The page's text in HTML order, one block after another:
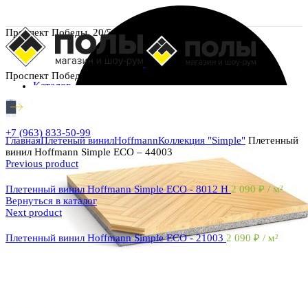
Проспект Победы, 20/5
Проспект Победы, 20/5
Каталог
+7 (963) 833-50-99
ГлавнаяПлетеный винилHoffmannКоллекция "Simple" Плетенный
винил Hoffmann Simple ECO – 44003
Previous product
Плетенный винил Hoffmann Simple ECO - 8012 H 2 090 ₽ / м²
Вернуться в каталог
Next product
Плетенный винил Hoffmann Simple ECO - 21003 2 090 ₽ / м²